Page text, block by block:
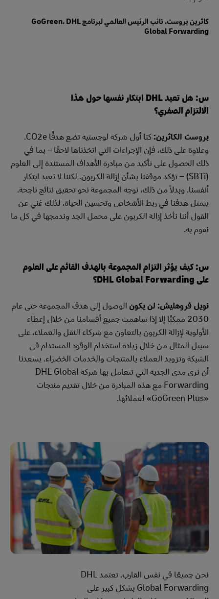
كاثرين بروست، نائب الرئيس العالمي لبرنامج GoGreen، DHL
Global Forwarding
س: هل تعيد DHL ابتكار نفسها حول هذا
الالتزام الصفري؟
بروست الكاثرين:
كنا أول شركة لوجستية تضع هدفًا CO2e.
وعلاوة على ذلك، فإن الإجراءات التي اتخذناها لاحقًا – بما في
ذلك الحصول على تأكيد من مبادرة الأهداف المستندة إلى العلوم
(SBTi) – تؤكد موقفنا بشأن إزالة الكربون. لكننا لا نعيد ابتكار
أنفسنا. وبدلاً من ذلك، نوجه المجموعة نحو تحقيق نتائج ناجحة.
يتمثل هدفنا في ربط الأشخاص وتحسين الحياة، لذلك غني عن
القول أننا نأخذ إزالة الكربون على محمل الجد وندمجها في كل ما
نقوم به.
س: كيف يؤثر التزام المجموعة بالهدف القائم على العلوم
على DHL Global Forwarding؟
نويل فروهليش: لن يكون الوصول إلى هدف المجموعة حتى عام
2030 ممكنًا إلا إذا ساهمت جميع أقسامنا من خلال إعطاء
الأولوية لإزالة الكربون بالتعاون مع شركاء النقل والعملاء، على
سبيل المثال من خلال زيادة استخدام الوقود المستدام في
الشبكة وتزويد العملاء بالمنتجات والخدمات الخضراء. يسعدنا
أن نرى مدى الجدية التي تتعامل بها شركة DHL Global
Forwarding مع هذه المبادرة من خلال تقديم منتجات
«GoGreen Plus» لعملائها.
نحن جميعًا في نفس القارب. تعتمد DHL
Global Forwarding بشكل كبير على